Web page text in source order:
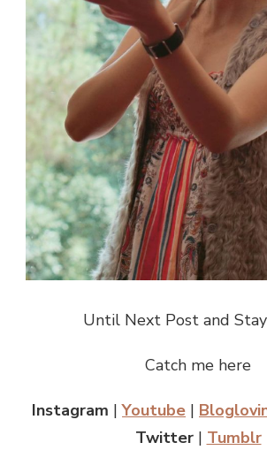
Until Next Post and
Catch me here
Instagram |Youtube |
Twitter | Tumblr